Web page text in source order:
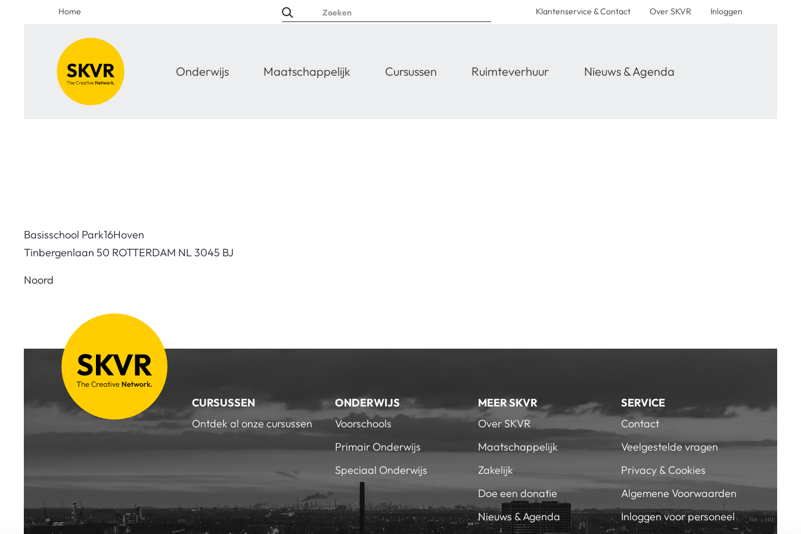
Home
Onderwijs Maatschappelijk Cursussen Ruimteverhuur Nieuws & Agenda
Klantenservice & Contact Over SKVR Inloggen
Basisschool Park16Hoven
Tinbergenlaan 50 ROTTERDAM NL 3045 BJ
Noord
CURSUSSEN
Ontdek al onze cursussen
ONDERWIJS
Voorschools
Primair Onderwijs
Speciaal Onderwijs
MEER SKVR
Over SKVR
Maatschappelijk
Zakelijk
Doe een donatie
Nieuws & Agenda
SERVICE
Contact
Veelgestelde vragen
Privacy & Cookies
Algemene Voorwaarden
Inloggen voor personeel